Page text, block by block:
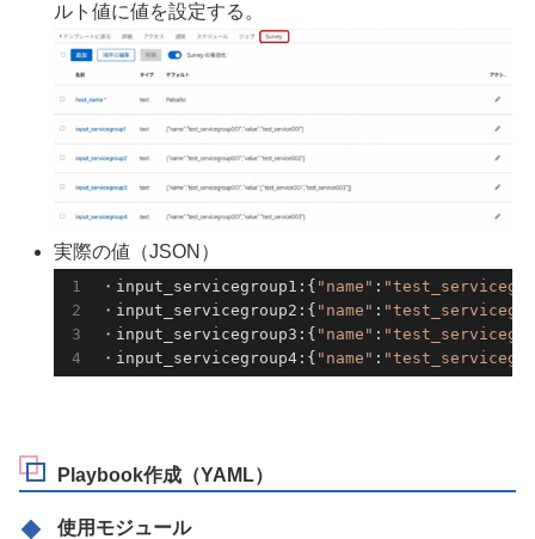
ルト値に値を設定する。
実際の値（JSON）
・input_servicegroup1:{ "name" :
・input_servicegroup2:{ "name" :
・input_servicegroup3:{ "name" :
・input_servicegroup4:{ "name" :
Playbook作成（YAML）
使用モジュール